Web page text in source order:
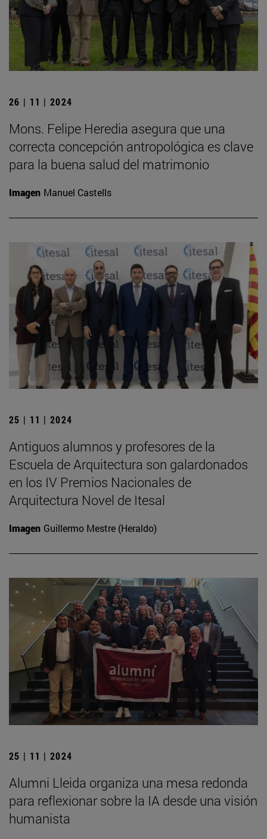
26 | 11 | 2024
Mons. Felipe Heredia asegura que una
correcta concepción antropológica es clave
para la buena salud del matrimonio
Imagen Manuel Castells
25 | 11 | 2024
Antiguos alumnos y profesores de la
Escuela de Arquitectura son galardonados
en los IV Premios Nacionales de
Arquitectura Novel de Itesal
Imagen Guillermo Mestre (Heraldo)
25 | 11 | 2024
Alumni Lleida organiza una mesa redonda
para reflexionar sobre la IA desde una visión
humanista